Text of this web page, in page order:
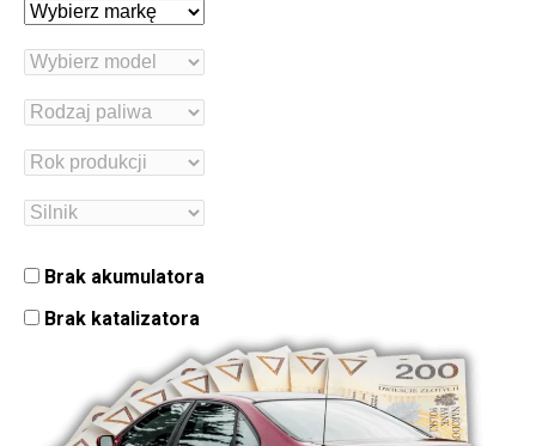
Brak akumulatora
Brak katalizatora